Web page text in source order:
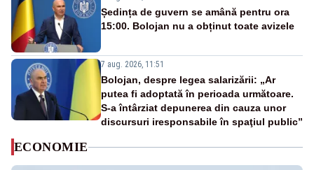
Ședința de guvern se amână pentru ora
15:00. Bolojan nu a obținut toate avizele
7 aug. 2026, 11:51
Bolojan, despre legea salarizării: „Ar
putea fi adoptată în perioada următoare.
S-a întârziat depunerea din cauza unor
discursuri iresponsabile în spaţiul public”
ECONOMIE